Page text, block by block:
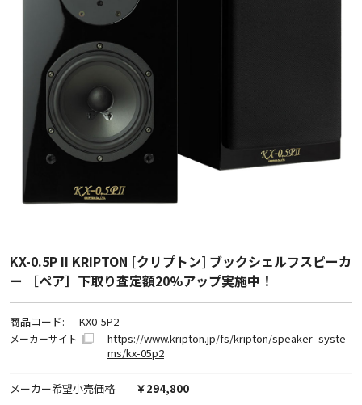
KX-0.5P II KRIPTON [クリプトン] ブックシェルフスピーカ
ー ［ペア］下取り査定額20%アップ実施中！
商品コード: KX0-5P2
メーカーサイト
https://www.kripton.jp/fs/kripton/speaker_syste
ms/kx-05p2
メーカー希望小売価格 ￥294,800